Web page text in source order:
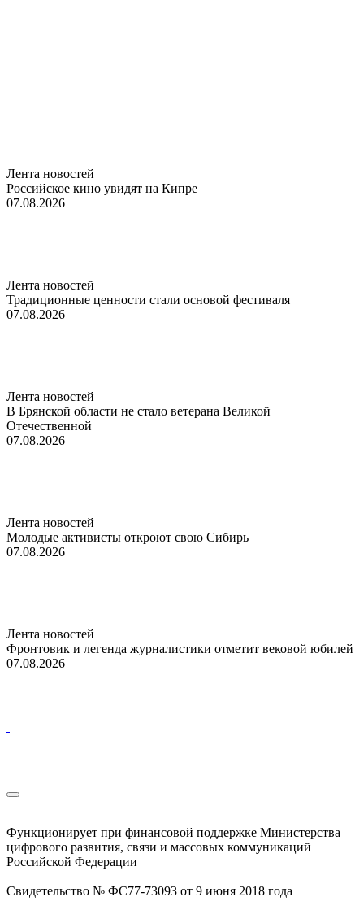
Лента новостей
Российское кино увидят на Кипре
07.08.2026
Лента новостей
Традиционные ценности стали основой фестиваля
07.08.2026
Лента новостей
В Брянской области не стало ветерана Великой
Отечественной
07.08.2026
Лента новостей
Молодые активисты откроют свою Сибирь
07.08.2026
Лента новостей
Фронтовик и легенда журналистики отметит вековой юбилей
07.08.2026
Функционирует при финансовой поддержке Министерства
цифрового развития, связи и массовых коммуникаций
Российской Федерации
Свидетельство № ФС77-73093 от 9 июня 2018 года